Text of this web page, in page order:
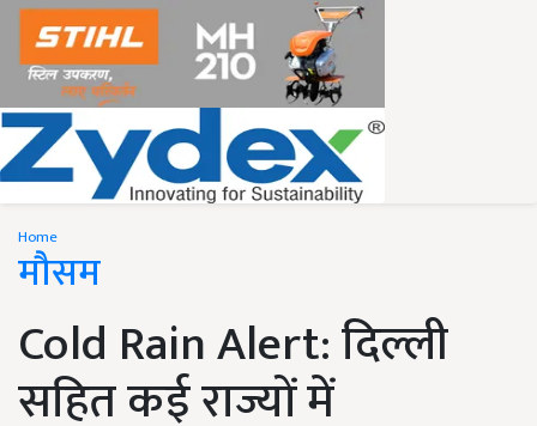
Home
मौसम
Cold Rain Alert: दिल्ली
सहित कई राज्यों में